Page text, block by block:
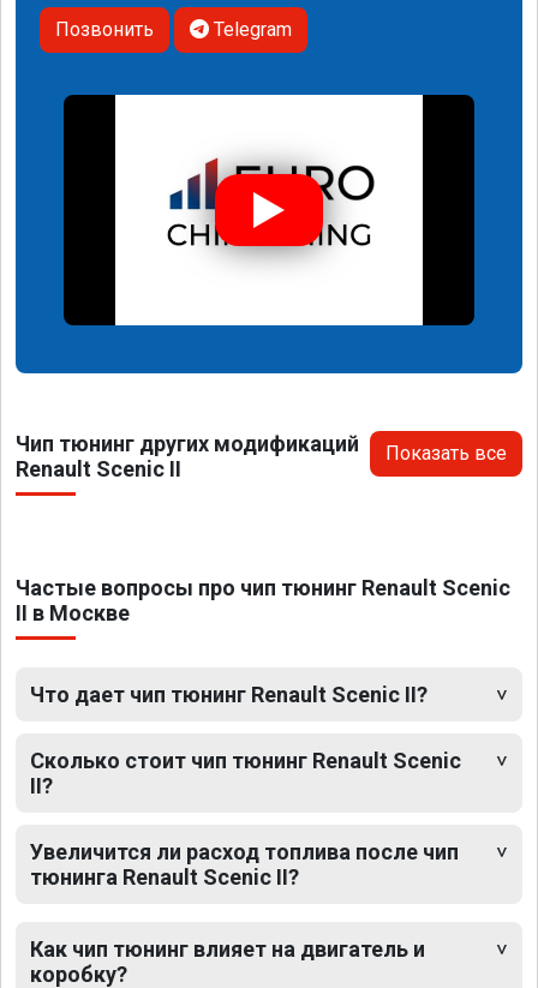
Позвонить Telegram
Чип тюнинг других модификаций
Renault Scenic II
Показать все
Частые вопросы про чип тюнинг Renault Scenic
II в Москве
Что дает чип тюнинг Renault Scenic II?
Сколько стоит чип тюнинг Renault Scenic
II?
Увеличится ли расход топлива после чип
тюнинга Renault Scenic II?
Как чип тюнинг влияет на двигатель и
коробку?